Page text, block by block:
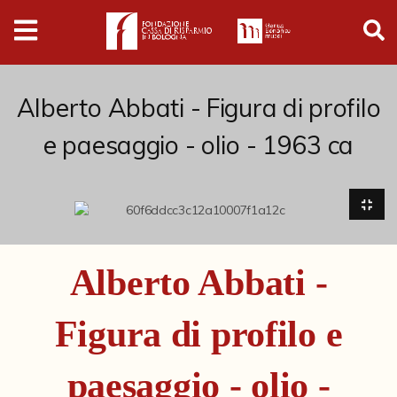
Digital
Humanities
Donazioni
Pubblicazioni
Collezioni
Cataloghi storici
Alberto Abbati - Figura di profilo
e paesaggio - olio - 1963 ca
Alberto Abbati -
Figura di profilo e
paesaggio - olio -